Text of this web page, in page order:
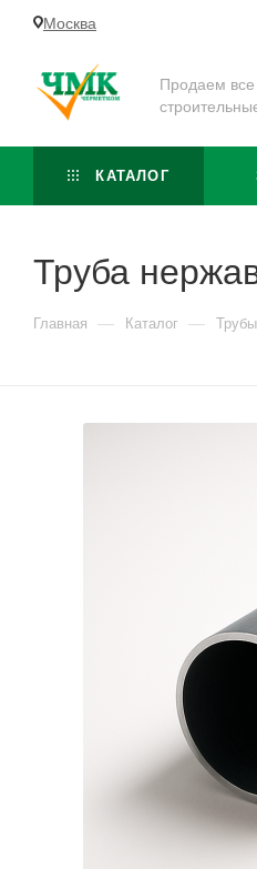
Москва
Продаем все
КАТАЛОГ
Труба
Главная — Каталог — Трубы